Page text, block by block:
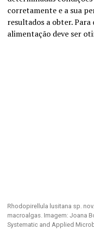
corretamente e a sua
resultados a obter. Para
alimentação deve ser
Rhodopirellula lusitana sp.
macroalgas. Imagem: Joana
Systematic and Applied